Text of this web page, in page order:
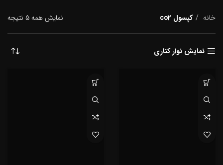
خانه کپسول co2 نمایش همه 5 نتیجه
نمایش نوار کناری